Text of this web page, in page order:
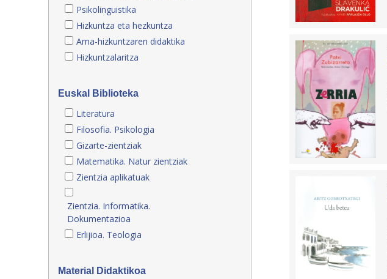
Psikolinguistika
Hizkuntza eta hezkuntza
Ama-hizkuntzaren didaktika
Hizkuntzalaritza
Euskal Biblioteka
Literatura
Filosofia. Psikologia
Gizarte-zientziak
Matematika. Natur zientziak
Zientzia aplikatuak
Zientzia. Informatika.
Dokumentazioa
Erlijioa. Teologia
Material Didaktikoa